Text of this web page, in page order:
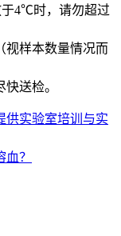
4℃时，请勿超过
样本数量情况而
送检。
供实验室培训与实
？